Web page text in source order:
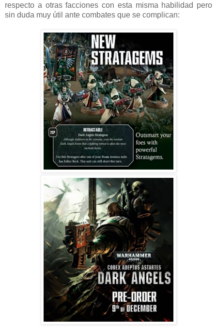
respecto a otras facciones con esta misma habilidad pero
sin duda muy útil ante combates que se complican: